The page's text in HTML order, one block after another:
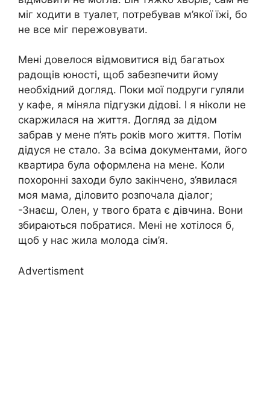
міг ходити в туалет, потребував м’якої їжі, бо
не все міг пережовувати.
Мені довелося відмовитися від багатьох
радощів юності, щоб забезпечити йому
необхідний догляд. Поки мої подруги гуляли
у кафе, я міняла підгузки дідові. І я ніколи не
скаржилася на життя. Догляд за дідом
забрав у мене п’ять років мого життя. Потім
дідуся не стало. За всіма документами, його
квартира була оформлена на мене. Коли
похоронні заходи було закінчено, з’явилася
моя мама, діловито розпочала діалог;
-Знаєш, Олен, у твого брата є дівчина. Вони
збираються побратися. Мені не хотілося б,
щоб у нас жила молода сім’я.
Advertisment